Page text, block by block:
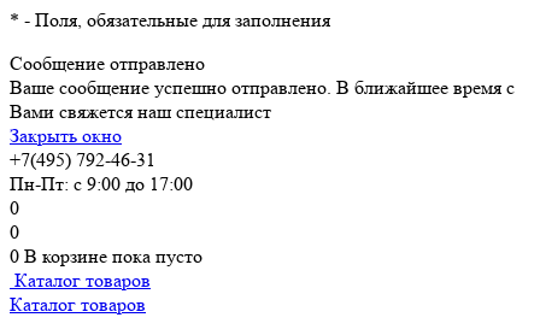
* - Поля, обязательные для заполнения
Сообщение отправлено
Ваше сообщение успешно отправлено. В ближайшее время с
Вами свяжется наш специалист
Закрыть окно
+7(495) 792-46-31
Пн-Пт: с 9:00 до 17:00
0
0
0 В корзине пока пусто
Каталог товаров
Каталог товаров